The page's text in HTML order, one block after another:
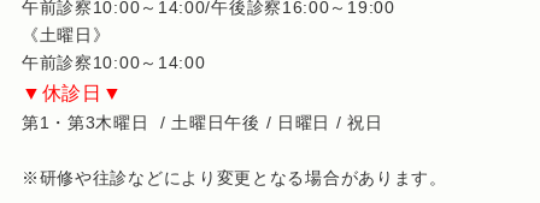
午前診察10:00～14:00/午後診察16:00～19:00
《土曜日》
午前診察10:00～14:00
▼休診日▼
第1・第3木曜日 / 土曜日午後 / 日曜日 / 祝日
※研修や往診などにより変更となる場合があります。